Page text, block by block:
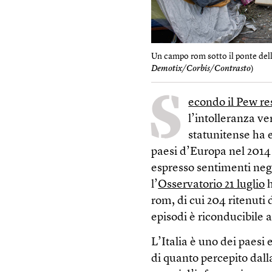
Un campo rom sotto il ponte
Demotix/Corbis/Contrasto)
S
econdo il Pew
l’intolleranza
statunitense ha
paesi d’Europa nel
espresso sentimenti
l’Osservatorio 21 luglio
rom, di cui 204 ritenuti
episodi è riconducibile
L’Italia è uno dei paesi
di quanto percepito